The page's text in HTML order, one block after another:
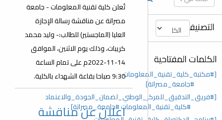
التصنيفات
الكلمات المفتاحية
[#مكتبة_كلية_تقنية_المعلومات
#جامعة_مصراتة]
[#فريق_التدقيق_للمركز_الوطني_لضمان_الجودة_والاعتماد
#كلية_تقنية_المعلومات #جامعة_مصراتة]
تُعلن كلية تقنية المعلومات - جامعة
مصراتة عن مناقشة رسالة الإجازة
العليا (الماجستير) للطالب:- وليد محمد
كريبات، وذلك يوم الاثنين، الموافق
14-11-2022م على تمام الساعة
9:30 صباحا بقاعة الشهداء بالكلية.
اعلان عن مناقشة